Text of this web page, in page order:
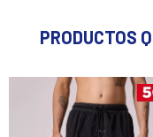
PRODUCTOS